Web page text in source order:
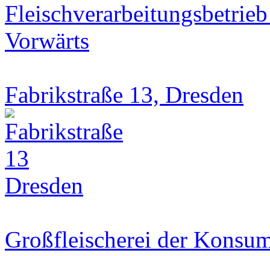
Vorwärts
Fabrikstraße 13, Dresden
Großfleischerei der